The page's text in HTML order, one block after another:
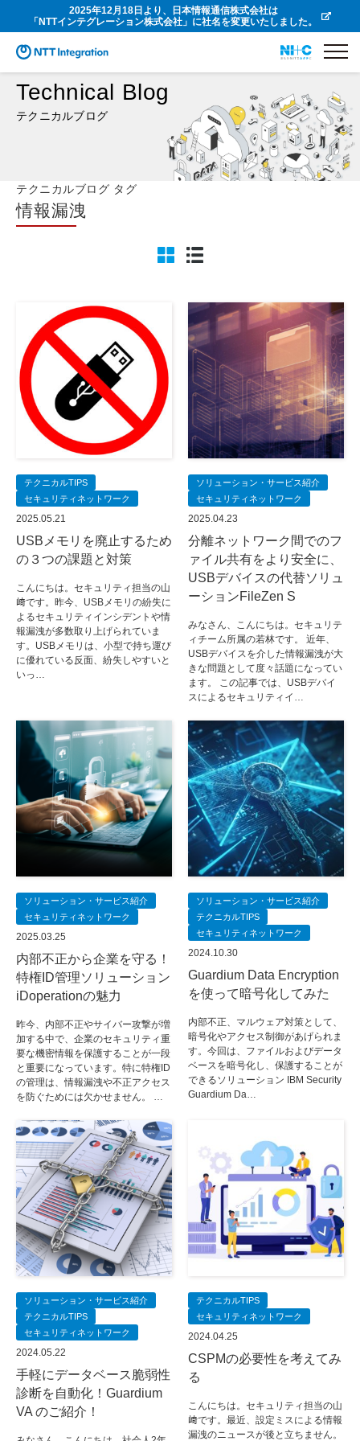
2025年12月18日より、日本情報通信株式会社は
「NTTインテグレーション株式会社」に社名を変更いたしました。
Technical Blog
テクニカルブログ
テクニカルブログ タグ
情報漏洩
テクニカルTIPS
セキュリティネットワーク
2025.05.21
USBメモリを廃止するため
の３つの課題と対策
こんにちは。セキュリティ担当の山
﨑です。昨今、USBメモリの紛失に
よるセキュリティインシデントや情
報漏洩が多数取り上げられていま
す。USBメモリは、小型で持ち運び
に優れている反面、紛失しやすいと
いっ…
ソリューション・サービス紹介
セキュリティネットワーク
2025.04.23
分離ネットワーク間でのフ
ァイル共有をより安全に、
USBデバイスの代替ソリュ
ーションFileZen S
みなさん、こんにちは。セキュリテ
ィチーム所属の若林です。 近年、
USBデバイスを介した情報漏洩が大
きな問題として度々話題になってい
ます。 この記事では、USBデバイ
スによるセキュリティイ…
ソリューション・サービス紹介
セキュリティネットワーク
2025.03.25
内部不正から企業を守る！
特権ID管理ソリューション
iDoperationの魅力
昨今、内部不正やサイバー攻撃が増
加する中で、企業のセキュリティ重
要な機密情報を保護することが一段
と重要になっています。特に特権ID
の管理は、情報漏洩や不正アクセス
を防ぐためには欠かせません。 …
ソリューション・サービス紹介
テクニカルTIPS
セキュリティネットワーク
2024.10.30
Guardium Data Encryption
を使って暗号化してみた
内部不正、マルウェア対策として、
暗号化やアクセス制御があげられま
す。今回は、ファイルおよびデータ
ベースを暗号化し、保護することが
できるソリューション IBM Security
Guardium Da…
ソリューション・サービス紹介
テクニカルTIPS
セキュリティネットワーク
2024.05.22
手軽にデータベース脆弱性
診断を自動化！Guardium
VA のご紹介！
テクニカルTIPS
セキュリティネットワーク
2024.04.25
CSPMの必要性を考えてみ
る
こんにちは。セキュリティ担当の山
﨑です。最近、設定ミスによる情報
漏洩のニュースが後と立ちません。